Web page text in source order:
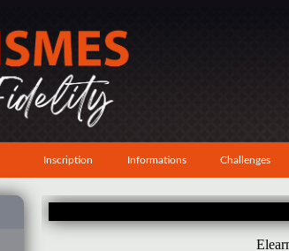
Inscription Informations Challenges